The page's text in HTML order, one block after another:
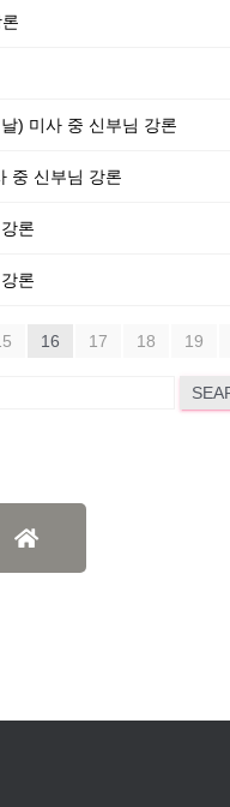
) 미사 중 신부님 강론
중 신부님 강론
론
론
16 17 18 19